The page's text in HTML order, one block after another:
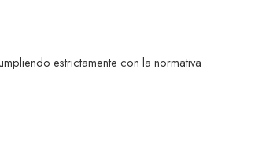
estrictamente con la normativa